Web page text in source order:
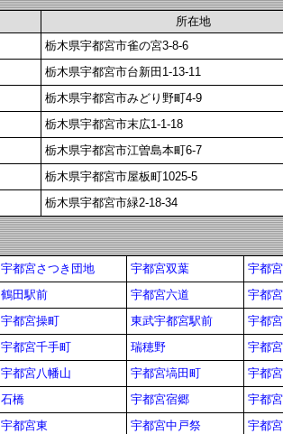
所在地
栃木県宇都宮市雀の宮3-8-6
栃木県宇都宮市台新田1-13-11
栃木県宇都宮市みどり野町4-9
栃木県宇都宮市末広1-1-18
栃木県宇都宮市江曽島本町6-7
栃木県宇都宮市屋板町1025-5
栃木県宇都宮市緑2-18-34
宇都宮さつき団地 宇都宮双葉
宇都
鶴田駅前 宇都宮六道
宇都
宇都宮操町 東武宇都宮駅前
宇都
宇都宮千手町 瑞穂野
宇都
宇都宮八幡山 宇都宮塙田町
宇都
石橋 宇都宮宿郷
宇都
宇都宮東 宇都宮中戸祭 宇都